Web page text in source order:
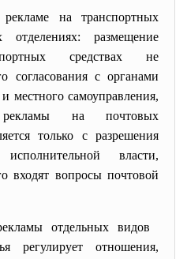
на транспортных
размещение
средствах не
согласования с органами
местного самоуправления,
рекламы на почтовых
только с разрешения
власти,
входят вопросы почтовой
отдельных видов
регулирует отношения,